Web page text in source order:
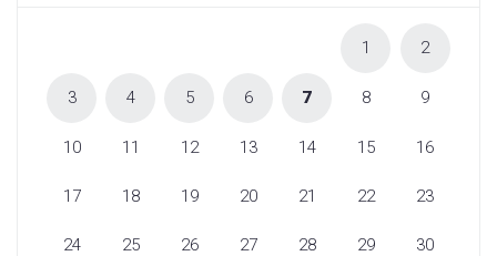
1 2
3 4 5 6 7 8 9
10 11 12 13 14 15 16
17 18 19 20 21 22 23
24 25 26 27 28 29 30